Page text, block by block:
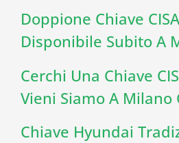
Doppione Chiave
Disponibile Subito A
Cerchi Una Chiave
Vieni Siamo A Milano
Chiave Hyundai